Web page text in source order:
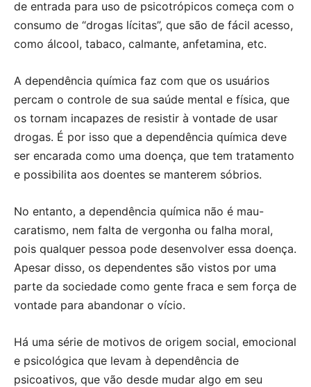
de entrada para uso de psicotrópicos começa com o
consumo de “drogas lícitas”, que são de fácil acesso,
como álcool, tabaco, calmante, anfetamina, etc.
A dependência química faz com que os usuários
percam o controle de sua saúde mental e física, que
os tornam incapazes de resistir à vontade de usar
drogas. É por isso que a dependência química deve
ser encarada como uma doença, que tem tratamento
e possibilita aos doentes se manterem sóbrios.
No entanto, a dependência química não é mau-
caratismo, nem falta de vergonha ou falha moral,
pois qualquer pessoa pode desenvolver essa doença.
Apesar disso, os dependentes são vistos por uma
parte da sociedade como gente fraca e sem força de
vontade para abandonar o vício.
Há uma série de motivos de origem social, emocional
e psicológica que levam à dependência de
psicoativos, que vão desde mudar algo em seu